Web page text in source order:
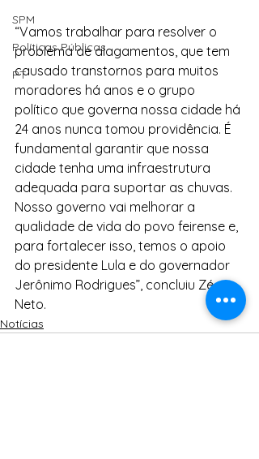
SPM
Políticas Públicas
PT
“Vamos trabalhar para resolver o
problema de alagamentos, que tem
causado transtornos para muitos
moradores há anos e o grupo
político que governa nossa cidade há
24 anos nunca tomou providência. É
fundamental garantir que nossa
cidade tenha uma infraestrutura
adequada para suportar as chuvas.
Nosso governo vai melhorar a
qualidade de vida do povo feirense e,
para fortalecer isso, temos o apoio
do presidente Lula e do governador
Jerônimo Rodrigues”, concluiu Zé
Neto.
Notícias